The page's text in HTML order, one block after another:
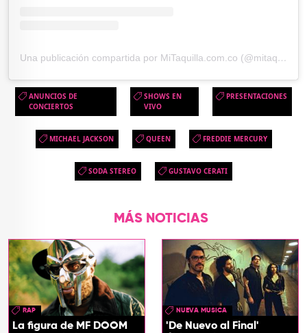
Una publicación compartida por MiTaquilla.com.co (@mitaquilla.com.co)
ANUNCIOS DE
CONCIERTOS
SHOWS EN
VIVO
PRESENTACIONES
MICHAEL JACKSON QUEEN FREDDIE MERCURY
SODA STEREO GUSTAVO CERATI
MÁS NOTICIAS
RAP
La figura de MF DOOM
NUEVA MUSICA
'De Nuevo al Final'